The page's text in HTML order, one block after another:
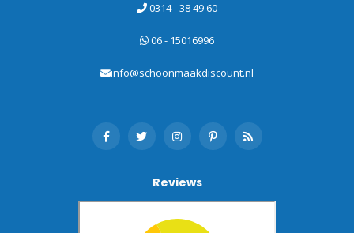
0314 - 38 49 60
06 - 15016996
info@schoonmaakdiscount.nl
Reviews